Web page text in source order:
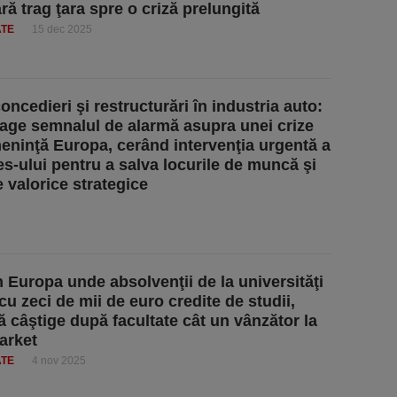
trag ţara spre o criză prelungită
15 dec 2025
şi restructurări în industria auto:
semnalul de alarmă asupra unei crize
Europa, cerând intervenţia urgentă a
ului pentru a salva locurile de muncă şi
valorice strategice
Europa unde absolvenţii de la universităţi
zeci de mii de euro credite de studii,
câştige după facultate cât un vânzător la
4 nov 2025